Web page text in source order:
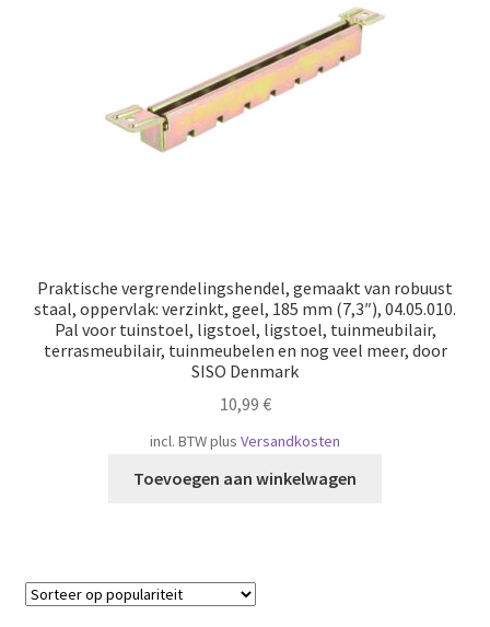
Praktische vergrendelingshendel, gemaakt van robuust
staal, oppervlak: verzinkt, geel, 185 mm (7,3″), 04.05.010.
Pal voor tuinstoel, ligstoel, ligstoel, tuinmeubilair,
terrasmeubilair, tuinmeubelen en nog veel meer, door
SISO Denmark
10,99 €
incl. BTWplus Versandkosten
Toevoegen aan winkelwagen